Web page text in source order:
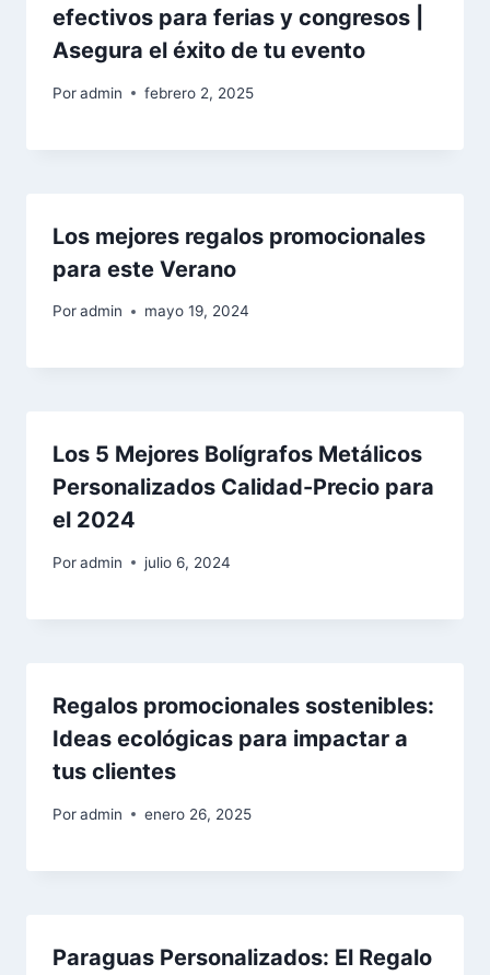
efectivos para ferias y congresos |
Asegura el éxito de tu evento
Poradmin febrero 2, 2025
Los mejores regalos promocionales
para este Verano
Poradmin mayo 19, 2024
Los 5 Mejores Bolígrafos Metálicos
Personalizados Calidad-Precio para
el 2024
Poradmin julio 6, 2024
Regalos promocionales sostenibles:
Ideas ecológicas para impactar a
tus clientes
Poradmin enero 26, 2025
Paraguas Personalizados: El Regalo